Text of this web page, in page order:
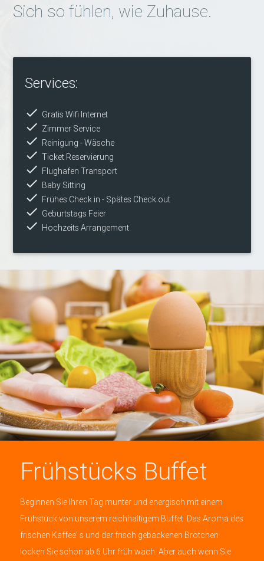
Sich so fühlen, wie Zuhause.
Services:
done Gratis Wifi Internet
done Zimmer Service
done Reinigung - Wäsche
done Ticket Reservierung
done Flughafen Transport
done Baby Sitting
done Frühes Check in - Spätes Check out
done Geburtstags Feier
done Hochzeits Arrangement
Frühstücks Buffet
Beginnen Sie Ihren Tag munter und energisch mit einem
Frühstück von unserem reichhaltigem Buffet. Das Aroma des
frischen Kaffee' s und der frisch gebackenen Brötchen
locken Sie schon ab 6 Uhr früh wach. Aber auch wenn Sie